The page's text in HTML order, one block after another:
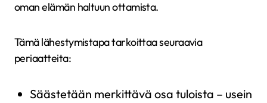
oman elämän haltuun ottamista.
Tämä lähestymistapa tarkoittaa seuraavia
periaatteita:
Säästetään merkittävä osa tuloista – usein